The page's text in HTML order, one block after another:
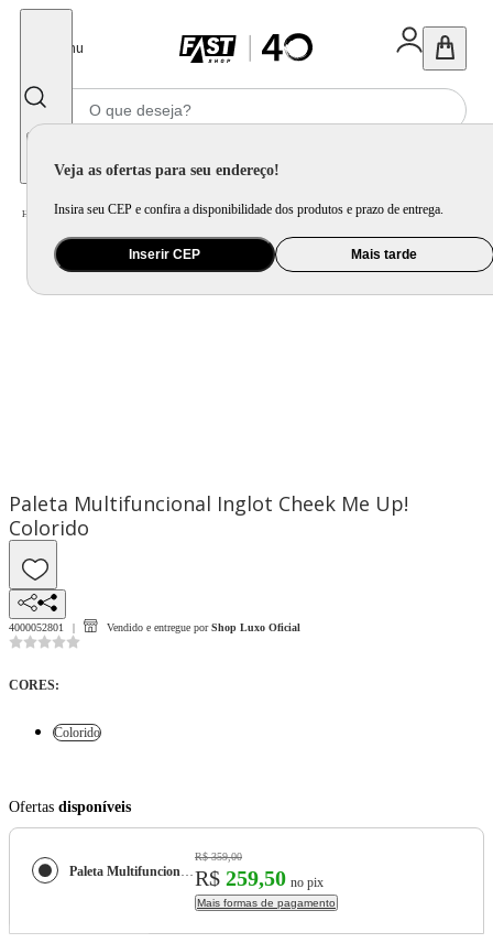
Menu
Veja as ofertas para seu endereço!
Insira seu CEP e confira a disponibilidade dos produtos e prazo de entrega.
Inserir CEP Mais tarde
Home Saúde e Beleza / Maquiagem / Olho / Paleta Multifuncional Inglot Cheek Me Up!
Paleta Multifuncional Inglot Cheek Me Up!
Colorido
4000052801 Vendido e entregue por Shop Luxo Oficial
CORES:
Colorido
Ofertas disponíveis
Paleta Multifuncional Inglot Cheek Me Up!
R$ 359,00
R$ 259,50 no pix
Mais formas de pagamento